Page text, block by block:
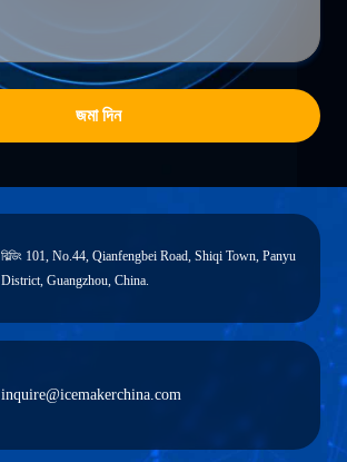
জমা দিন
বিল্ডিং 101, No.44, Qianfengbei Road, Shiqi Town, Panyu
District, Guangzhou, China.
inquire@icemakerchina.com